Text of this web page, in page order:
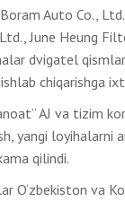
Auto Co.,
June Heung
dvigatel
chiqarishga
AJ va tizim
yangi loyihalarni
qilindi.
O‘zbekiston va